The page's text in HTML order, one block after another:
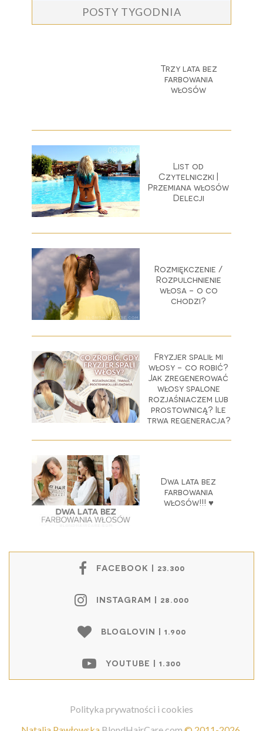
POSTY TYGODNIA
Trzy lata bez
farbowania
włosów
List od
Czytelniczki |
Przemiana włosów
Delecji
Rozmiękczenie /
Rozpulchnienie
włosa - o co
chodzi?
Fryzjer spalił mi
włosy - co robić?
Jak zregenerować
włosy spalone
rozjaśniaczem lub
prostownicą? Ile
trwa regeneracja?
Dwa lata bez
farbowania
włosów!!! ♥
FACEBOOK | 23.300
INSTAGRAM | 28.000
BLOGLOVIN | 1.900
YOUTUBE | 1.300
Polityka prywatności i cookies